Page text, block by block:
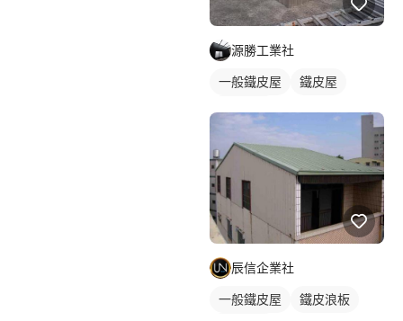
源勝工業社
一般鐵皮屋
鐵皮屋
鐵皮浪板
辰信企業社
一般鐵皮屋
鐵皮浪板